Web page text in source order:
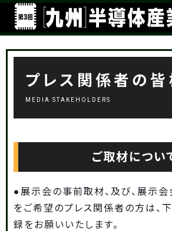
プレス関係者の皆
MEDIA STAKEHOLDERS
ご取材につい
●展示会の事前取材、及び、展示
をご希望のプレス関係者の方は、
録をお願いいたします。